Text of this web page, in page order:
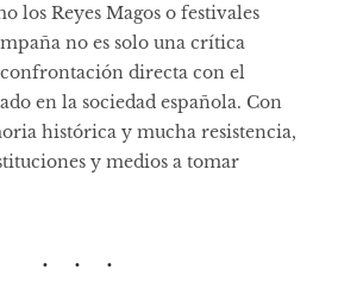
los Reyes Magos o festivales
no es solo una crítica
directa con el
en la sociedad española. Con
histórica y mucha resistencia,
y medios a tomar